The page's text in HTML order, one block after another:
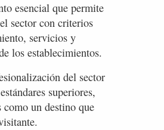
esencial que permite
sector con criterios
servicios y
los establecimientos.
del sector
superiores,
un destino que